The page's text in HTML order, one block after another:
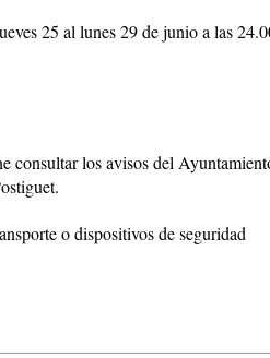
25 al lunes 29 de junio a las
consultar los avisos del
o dispositivos de seguridad